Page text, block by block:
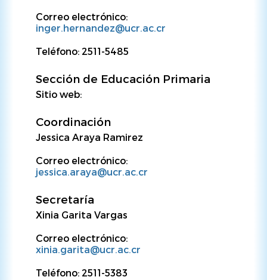
Correo electrónico:
inger.hernandez@ucr.ac.cr
Teléfono: 2511-5485
Sección de Educación Primaria
Sitio web:
Coordinación
Jessica Araya Ramirez
Correo electrónico:
jessica.araya@ucr.ac.cr
Secretaría
Xinia Garita Vargas
Correo electrónico:
xinia.garita@ucr.ac.cr
Teléfono: 2511-5383